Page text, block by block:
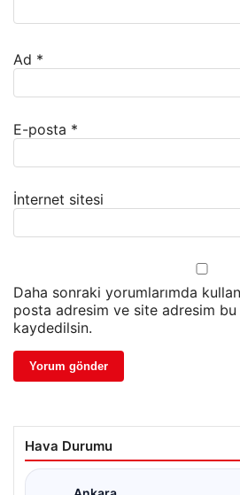
Ad *
E-posta *
İnternet sitesi
Daha sonraki yorumlarımda
posta adresim ve site adresim bu
kaydedilsin.
Hava Durumu